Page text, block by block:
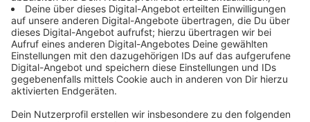
Von da kann die Bahn genutzt werden. Die Stadtbahn-
Haltestelle Werstener Dorfstraße ist nur einen kurzen
Fußweg entfernt. Hier bieten die Linien U71, U74, U77,
U79 und U83 am Bahnsteig 6 eine direkte und schnelle
Anbindung zur Heinrich-Heine-Allee, dem perfekten
Startpunkt für den Weihnachtsmarktbesuch. Die